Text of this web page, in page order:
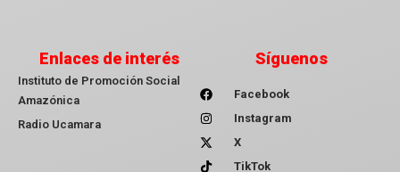
Enlaces de interés
Instituto de Promoción Social
Amazónica
Radio Ucamara
Síguenos
Facebook
Instagram
X
TikTok